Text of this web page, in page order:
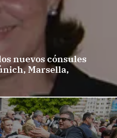
nuevos cónsules
Marsella,